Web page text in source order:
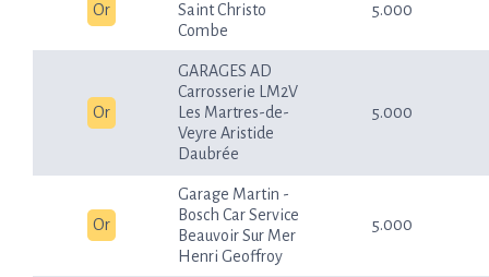
Or
Saint Christo
Combe
5.000
Or
GARAGES AD
Carrosserie LM2V
Les Martres-de-
Veyre Aristide
Daubrée
5.000
Or
Garage Martin -
Bosch Car Service
Beauvoir Sur Mer
Henri Geoffroy
5.000